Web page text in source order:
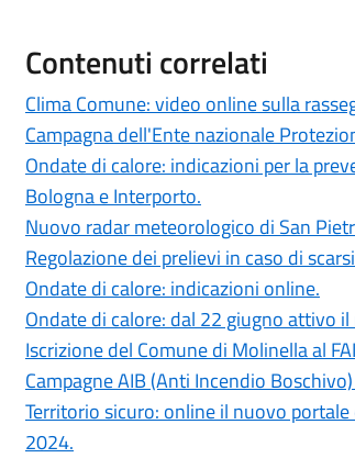
Contenuti correlati
Clima Comune: video online sulla
Campagna dell'Ente nazionale
Ondate di calore: indicazioni per la
Bologna e Interporto.
Nuovo radar meteorologico di San
Regolazione dei prelievi in caso di
Ondate di calore: indicazioni online.
Ondate di calore: dal 22 giugno attivo
Iscrizione del Comune di Molinella al
Campagne AIB (Anti Incendio
Territorio sicuro: online il nuovo
2024.